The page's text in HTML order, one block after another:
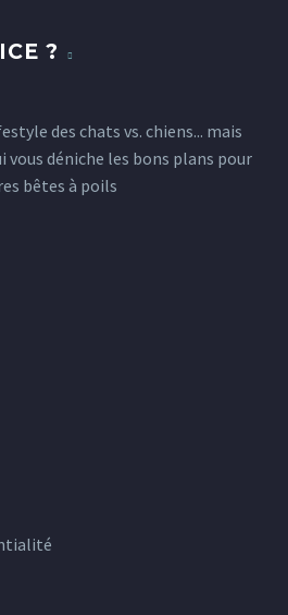
?
des chats vs. chiens... mais
vous déniche les bons plans pour
bêtes à poils